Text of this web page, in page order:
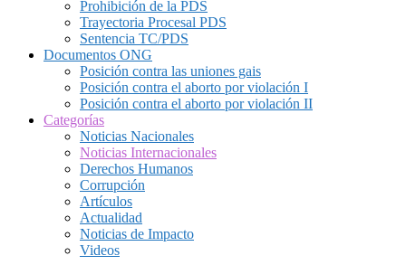
Prohibición de la PDS
Trayectoria Procesal PDS
Sentencia TC/PDS
Documentos ONG
Posición contra las uniones gais
Posición contra el aborto por violación I
Posición contra el aborto por violación II
Categorías
Noticias Nacionales
Noticias Internacionales
Derechos Humanos
Corrupción
Artículos
Actualidad
Noticias de Impacto
Videos